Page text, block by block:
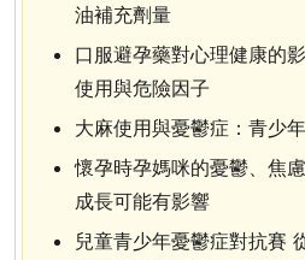
油補充劑量
口服避孕藥對心理健康的
使用與危險因子
大麻使用與憂鬱症：青少
懷孕時孕媽咪的憂鬱、焦
成長可能有影響
兒童青少年憂鬱症對抗賽